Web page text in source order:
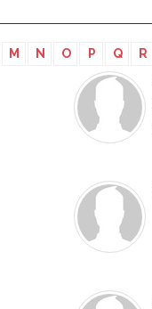
M N O P Q R